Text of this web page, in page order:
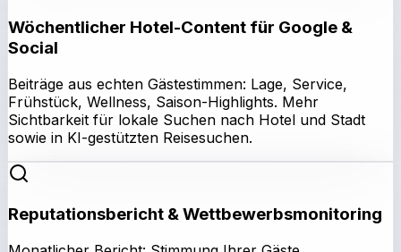
Wöchentlicher Hotel-Content für Google &
Social
Beiträge aus echten Gästestimmen: Lage, Service,
Frühstück, Wellness, Saison-Highlights. Mehr
Sichtbarkeit für lokale Suchen nach Hotel und Stadt
sowie in KI-gestützten Reisesuchen.
Reputationsbericht & Wettbewerbsmonitoring